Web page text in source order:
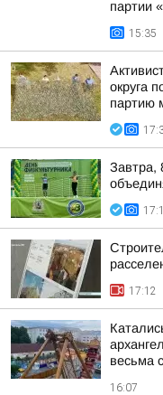
партии
15:35
округа
партию
Завтра,
17:12
весьма
16:07